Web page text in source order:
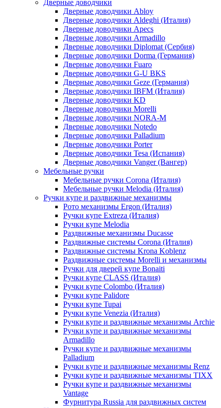
Дверные доводчики
Дверные доводчики Abloy
Дверные доводчики Aldeghi (Италия)
Дверные доводчики Apecs
Дверные доводчики Armadillo
Дверные доводчики Diplomat (Сербия)
Дверные доводчики Dorma (Германия)
Дверные доводчики Fuaro
Дверные доводчики G-U BKS
Дверные доводчики Geze (Германия)
Дверные доводчики IBFM (Италия)
Дверные доводчики KD
Дверные доводчики Morelli
Дверные доводчики NORA-M
Дверные доводчики Notedo
Дверные доводчики Palladium
Дверные доводчики Porter
Дверные доводчики Tesa (Испания)
Дверные доводчики Vanger (Вангер)
Мебельные ручки
Мебельные ручки Corona (Италия)
Мебельные ручки Melodia (Италия)
Ручки купе и раздвижные механизмы
Рото механизмы Ergon (Италия)
Ручки купе Extreza (Италия)
Ручки купе Melodia
Раздвижные механизмы Ducasse
Раздвижные системы Corona (Италия)
Раздвижные системы Krona Koblenz
Раздвижные системы Morelli и механизмы
Ручки для дверей купе Bonaiti
Ручки купе CLASS (Италия)
Ручки купе Colombo (Италия)
Ручки купе Palidore
Ручки купе Tupai
Ручки купе Venezia (Италия)
Ручки купе и раздвижные механизмы Archie
Ручки купе и раздвижные механизмы
Armadillo
Ручки купе и раздвижные механизмы
Palladium
Ручки купе и раздвижные механизмы Renz
Ручки купе и раздвижные механизмы TIXX
Ручки купе и раздвижные механизмы
Vantage
Фурнитура Russia для раздвижных систем